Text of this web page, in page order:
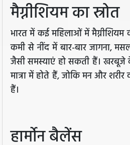
मैग्नीशियम का स्रोत
भारत में कई महिलाओं में मैग्नीशियम
कमी से नींद में बार-बार जागना,
जैसी समस्याएं हो सकती हैं। खरबूजे
मात्रा में होते हैं, जोकि मन और
हैं।
हार्मोन बैलेंस